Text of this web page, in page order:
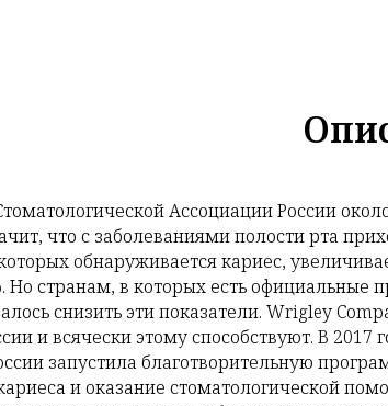
Ассоциации России
что с заболеваниями полости рта
обнаруживается кариес,
Но странам, в которых есть
снизить эти показатели. Wrigley
и всячески этому способствуют. В
запустила благотворительную
и оказание стоматологической